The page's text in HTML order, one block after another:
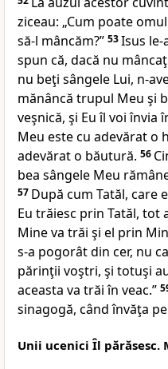
ziceau: „Cum poate
să-l mâncăm?” 53Isus le-
spun că, dacă nu
nu beţi sângele Lui, n-
mănâncă trupul Meu şi
veşnică, şi Eu îl voi învia
Meu este cu adevărat o
adevărat o băutură. 56
bea sângele Meu
57 După cum Tatăl, care
Eu trăiesc prin Tatăl, tot
Mine va trăi şi el prin
s-a pogorât din cer, nu
părinţii voştri, şi totuşi
aceasta va trăi în veac.”
sinagogă, când învăţa
Unii ucenici Îl